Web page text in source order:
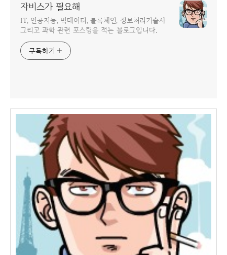
자비스가 필요해
IT, 인공지능, 빅데이터, 블록체인, 정보처리기술사
그리고 과학 관련 포스팅을 적는 블로그입니다.
구독하기